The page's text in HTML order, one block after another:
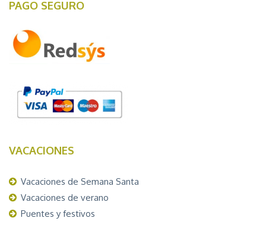
PAGO SEGURO
VACACIONES
Vacaciones de Semana Santa
Vacaciones de verano
Puentes y festivos